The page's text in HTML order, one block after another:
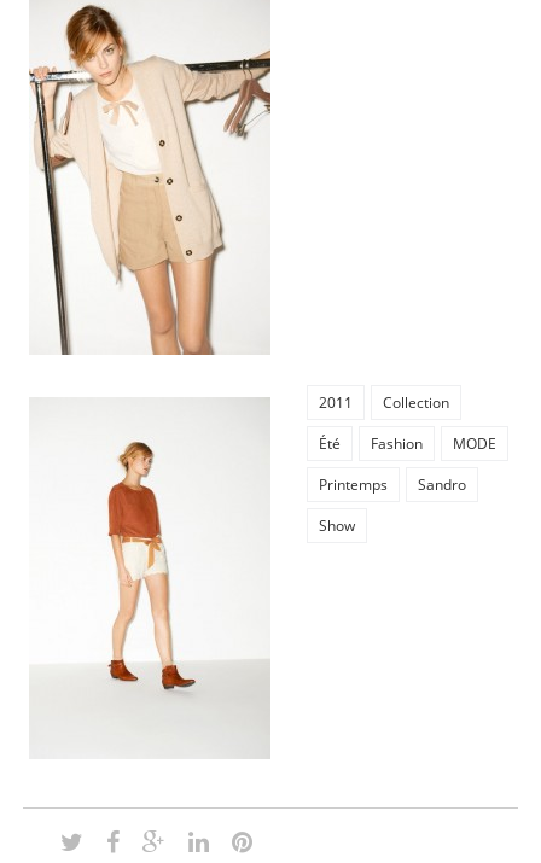
2011
Collection
Été
Fashion
MODE
Printemps
Sandro
Show